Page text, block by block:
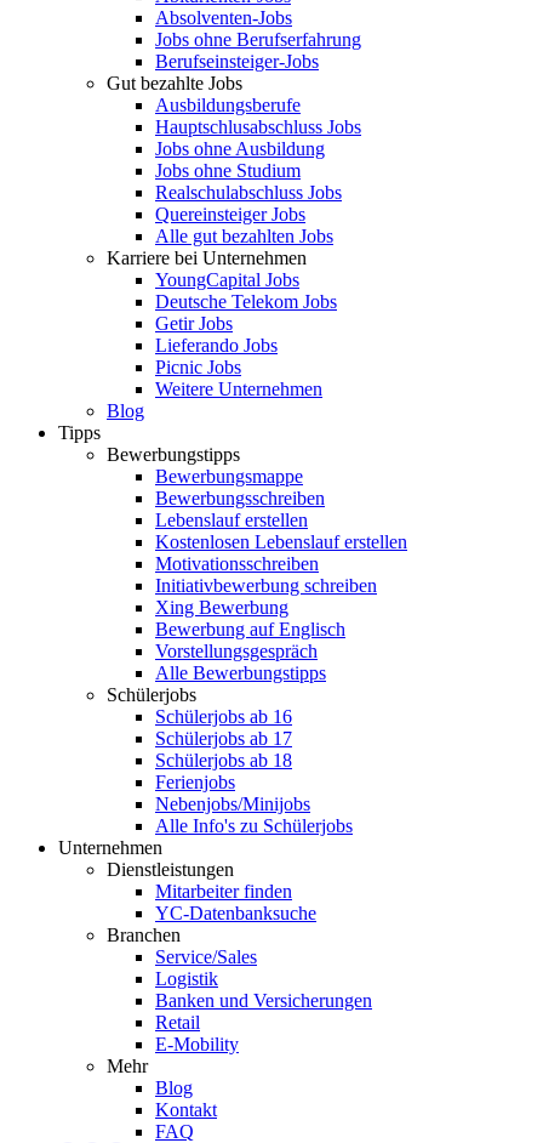
Absolventen-Jobs
Jobs ohne Berufserfahrung
Berufseinsteiger-Jobs
Gut bezahlte Jobs
Ausbildungsberufe
Hauptschlusabschluss Jobs
Jobs ohne Ausbildung
Jobs ohne Studium
Realschulabschluss Jobs
Quereinsteiger Jobs
Alle gut bezahlten Jobs
Karriere bei Unternehmen
YoungCapital Jobs
Deutsche Telekom Jobs
Getir Jobs
Lieferando Jobs
Picnic Jobs
Weitere Unternehmen
Blog
Tipps
Bewerbungstipps
Bewerbungsmappe
Bewerbungsschreiben
Lebenslauf erstellen
Kostenlosen Lebenslauf erstellen
Motivationsschreiben
Initiativbewerbung schreiben
Xing Bewerbung
Bewerbung auf Englisch
Vorstellungsgespräch
Alle Bewerbungstipps
Schülerjobs
Schülerjobs ab 16
Schülerjobs ab 17
Schülerjobs ab 18
Ferienjobs
Nebenjobs/Minijobs
Alle Info's zu Schülerjobs
Unternehmen
Dienstleistungen
Mitarbeiter finden
YC-Datenbanksuche
Branchen
Service/Sales
Logistik
Banken und Versicherungen
Retail
E-Mobility
Mehr
Blog
Kontakt
FAQ